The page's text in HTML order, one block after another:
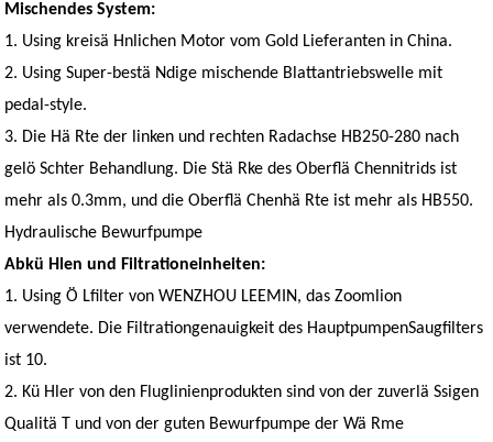
Mischendes System:
1. Using kreisä Hnlichen Motor vom Gold Lieferanten in China.
2. Using Super-bestä Ndige mischende Blattantriebswelle mit
pedal-style.
3. Die Hä Rte der linken und rechten Radachse HB250-280 nach
gelö Schter Behandlung. Die Stä Rke des Oberflä Chennitrids ist
mehr als 0.3mm, und die Oberflä Chenhä Rte ist mehr als HB550.
Hydraulische Bewurfpumpe
Abkü Hlen und Filtrationeinheiten:
1. Using Ö Lfilter von WENZHOU LEEMIN, das Zoomlion
verwendete. Die Filtrationgenauigkeit des HauptpumpenSaugfilters
ist 10.
2. Kü Hler von den Fluglinienprodukten sind von der zuverlä Ssigen
Qualitä T und von der guten Bewurfpumpe der Wä Rme